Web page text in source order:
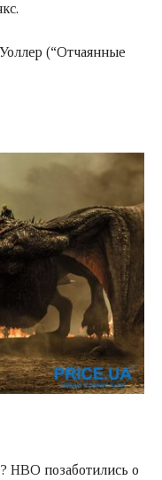
(“Отчаянные
НВО позаботились о